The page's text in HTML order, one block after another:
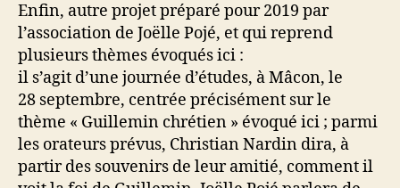
Enfin, autre projet préparé pour 2019 par
l’association de Joëlle Pojé, et qui reprend
plusieurs thèmes évoqués ici :
il s’agit d’une journée d’études, à Mâcon, le
28 septembre, centrée précisément sur le
thème « Guillemin chrétien » évoqué ici ; parmi
les orateurs prévus, Christian Nardin dira, à
partir des souvenirs de leur amitié, comment il